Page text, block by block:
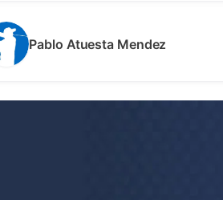
Pablo Atuesta Mendez